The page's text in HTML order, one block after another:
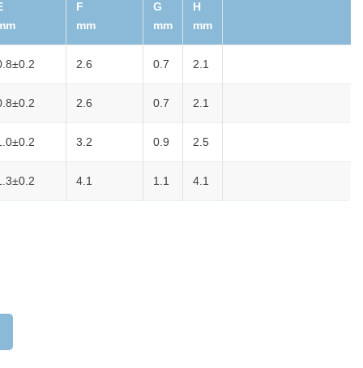
F
mm
G
mm
H
mm
2.6 0.7 2.1
2.6 0.7 2.1
3.2 0.9 2.5
4.1 1.1 4.1